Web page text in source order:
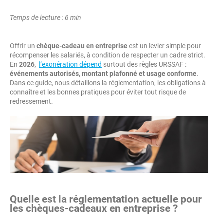
Temps de lecture : 6 min
Offrir un chèque-cadeau en entrepriseest un levier simple pour
récompenser les salariés, à condition de respecter un cadre strict.
En 2026, l’exonération dépend surtout des règles URSSAF :
événements autorisés, montant plafonné et usage conforme.
Dans ce guide, nous détaillons la réglementation, les obligations à
connaître et les bonnes pratiques pour éviter tout risque de
redressement.
Quelle est la réglementation actuelle pour
les chèques-cadeaux en entreprise ?